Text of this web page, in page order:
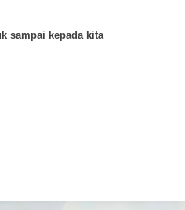
sampai kepada kita